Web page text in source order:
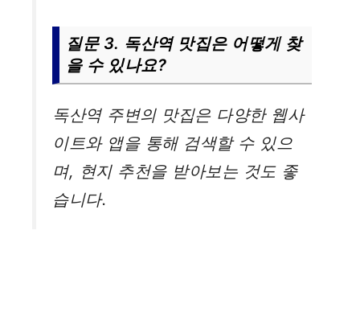
질문 3. 독산역 맛집은 어떻게 찾
을 수 있나요?
독산역 주변의 맛집은 다양한 웹사
이트와 앱을 통해 검색할 수 있으
며, 현지 추천을 받아보는 것도 좋
습니다.